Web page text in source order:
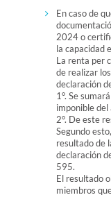
En caso de
2024 o
la capacidad
La renta per
de realizar
declaración
1°. Se
imponible del
2°. De este
Segundo
resultado de
declaración
595.
El resultado
miembros